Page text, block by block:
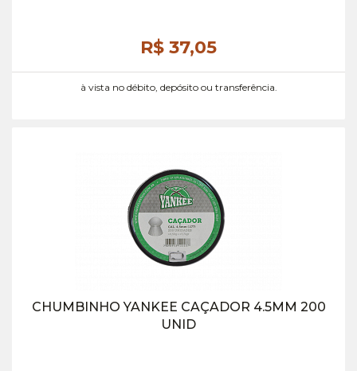
R$ 37,05
à vista no débito, depósito ou transferência.
CHUMBINHO YANKEE CAÇADOR 4.5MM 200
UNID